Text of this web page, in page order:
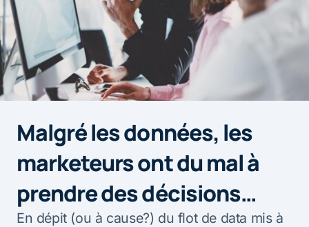
Malgré les données, les
marketeurs ont du mal à
prendre des décisions…
En dépit (ou à cause?) du flot de data mis à